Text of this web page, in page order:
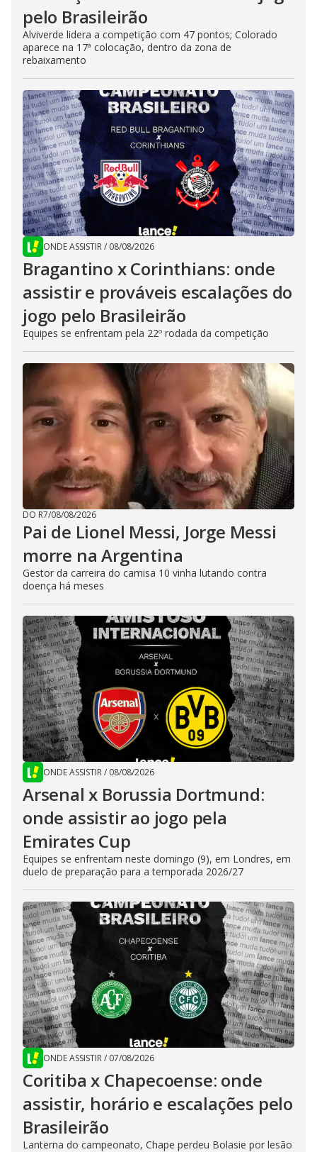
pelo Brasileirão
Alviverde lidera a competição com 47 pontos; Colorado
aparece na 17ª colocação, dentro da zona de
rebaixamento
ONDE ASSISTIR/ 08/08/2026
Bragantino x Corinthians: onde
assistir e prováveis escalações do
jogo pelo Brasileirão
Equipes se enfrentam pela 22º rodada da competição
DO R7/08/08/2026
Pai de Lionel Messi, Jorge Messi
morre na Argentina
Gestor da carreira do camisa 10 vinha lutando contra
doença há meses
ONDE ASSISTIR/ 08/08/2026
Arsenal x Borussia Dortmund:
onde assistir ao jogo pela
Emirates Cup
Equipes se enfrentam neste domingo (9), em Londres, em
duelo de preparação para a temporada 2026/27
ONDE ASSISTIR/ 07/08/2026
Coritiba x Chapecoense: onde
assistir, horário e escalações pelo
Brasileirão
Lanterna do campeonato, Chape perdeu Bolasie por lesão